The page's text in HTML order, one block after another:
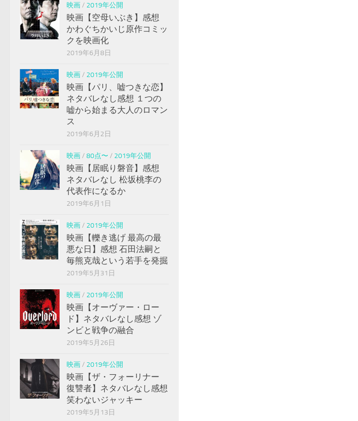
映画/ 2019年公開
映画【空母いぶき】感想
かわぐちかいじ原作コミッ
クを映画化
2019年6月8日
映画/ 2019年公開
映画【パリ、嘘つきな恋】
ネタバレなし感想 １つの
嘘から始まる大人のロマン
ス
2019年6月2日
映画/ 80点〜 / 2019年公開
映画【居眠り磐音】感想
ネタバレなし 松坂桃李の
代表作になるか
2019年6月1日
映画/ 2019年公開
映画【轢き逃げ 最高の最
悪な日】感想 石田法嗣と
毎熊克哉という若手を発掘
2019年5月31日
映画/ 2019年公開
映画【オーヴァー・ロー
ド】ネタバレなし感想 ゾ
ンビと戦争の融合
2019年5月26日
映画/ 2019年公開
映画【ザ・フォーリナー
復讐者】ネタバレなし感想
笑わないジャッキー
2019年5月13日